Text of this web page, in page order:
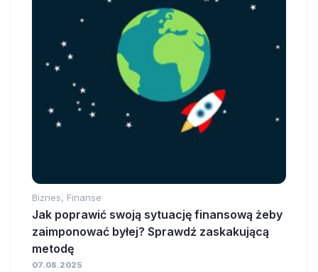
Biznes, Finanse
Jak poprawić swoją sytuację finansową żeby
zaimponować byłej? Sprawdź zaskakującą
metodę
07.08.2025